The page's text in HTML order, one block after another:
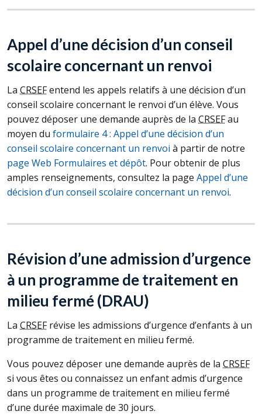
Appel d’une décision d’un conseil
scolaire concernant un renvoi
La CRSEFentend les appels relatifs à une décision d’un
conseil scolaire concernant le renvoi d’un élève. Vous
pouvez déposer une demande auprès de la CRSEFau
moyen du formulaire 4 : Appel d’une décision d’un
conseil scolaire concernant un renvoi à partir de notre
page Web Formulaires et dépôt. Pour obtenir de plus
amples renseignements, consultez la page Appel d’une
décision d’un conseil scolaire concernant un renvoi.
Révision d’une admission d’urgence
à un programme de traitement en
milieu fermé (DRAU)
La CRSEFrévise les admissions d’urgence d’enfants à un
programme de traitement en milieu fermé.
Vous pouvez déposer une demande auprès de la CRSEF
si vous êtes ou connaissez un enfant admis d’urgence
dans un programme de traitement en milieu fermé
d’une durée maximale de 30 jours.